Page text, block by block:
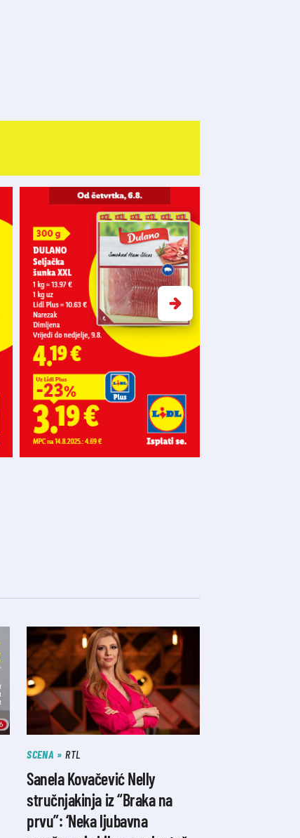
SCENA RTL
Sanela Kovačević Nelly
stručnjakinja iz “Braka na
prvu”: ‘Neka ljubavna